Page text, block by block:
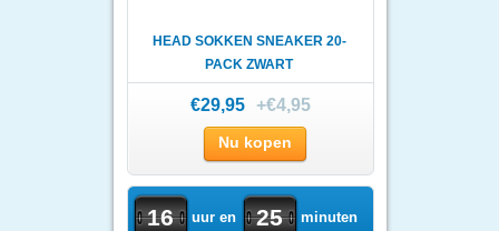
HEAD SOKKEN SNEAKER 20-
PACK ZWART
€29,95 +€4,95
Nu kopen
16 uur en 25 minuten